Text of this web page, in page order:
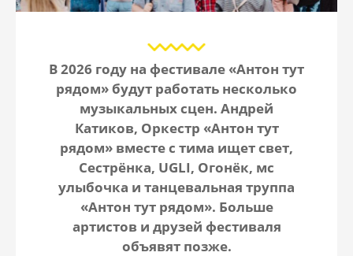
В 2026 году на фестивале «Антон тут
рядом» будут работать несколько
музыкальных сцен. Андрей
Катиков, Оркестр «Антон тут
рядом» вместе с тима ищет свет,
Сестрёнка, UGLI, Огонёк, мс
улыбочка и танцевальная труппа
«Антон тут рядом». Больше
артистов и друзей фестиваля
объявят позже.